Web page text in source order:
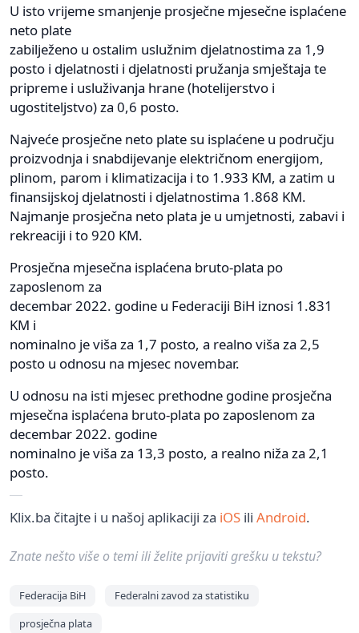
U isto vrijeme smanjenje prosječne mjesečne isplaćene
neto plate
zabilježeno u ostalim uslužnim djelatnostima za 1,9
posto i djelatnosti i djelatnosti pružanja smještaja te
pripreme i usluživanja hrane (hotelijerstvo i
ugostiteljstvo) za 0,6 posto.
Najveće prosječne neto plate su isplaćene u području
proizvodnja i snabdijevanje električnom energijom,
plinom, parom i klimatizacija i to 1.933 KM, a zatim u
finansijskoj djelatnosti i djelatnostima 1.868 KM.
Najmanje prosječna neto plata je u umjetnosti, zabavi i
rekreaciji i to 920 KM.
Prosječna mjesečna isplaćena bruto-plata po
zaposlenom za
decembar 2022. godine u Federaciji BiH iznosi 1.831
KM i
nominalno je viša za 1,7 posto, a realno viša za 2,5
posto u odnosu na mjesec novembar.
U odnosu na isti mjesec prethodne godine prosječna
mjesečna isplaćena bruto-plata po zaposlenom za
decembar 2022. godine
nominalno je viša za 13,3 posto, a realno niža za 2,1
posto.
Klix.ba čitajte i u našoj aplikaciji za iOS ili Android.
Znate nešto više o temi ili želite prijaviti grešku u tekstu?
Federacija BiH
Federalni zavod za statistiku
prosječna plata